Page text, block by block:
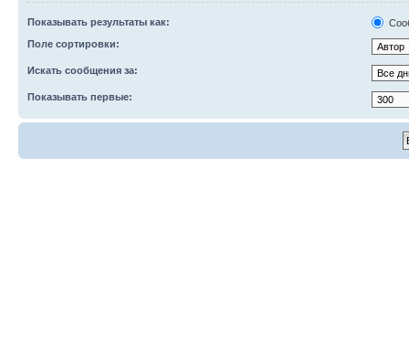
Показывать результаты как:
Поле сортировки:
Искать сообщения за:
Показывать первые: